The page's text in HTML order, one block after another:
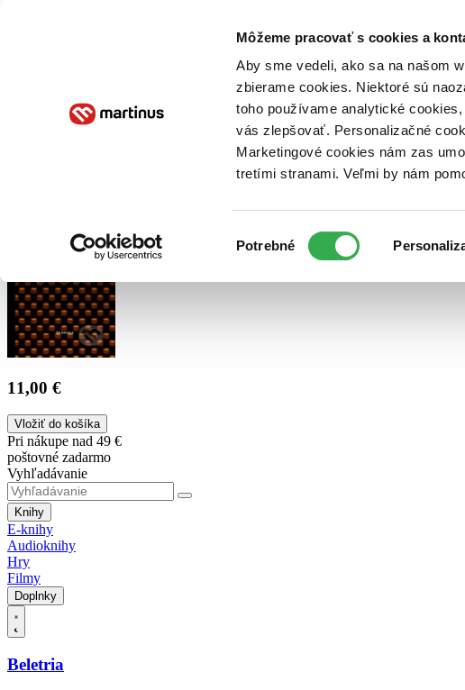
Môžeme pracovať s cookies a
Aby sme vedeli, ako sa na našom
zbierame cookies. Niektoré sú
toho používame analytické
vás zlepšovať. Personalizačné
Marketingové cookies nám zas
tretími stranami. Veľmi by nám
súhlasu
Potrebné
Poukážky Kontakt
11,00 €
Vložiť do košíka
Pri nákupe nad 49 €
poštovné zadarmo
Vyhľadávanie
Knihy
E-knihy
Audioknihy
Hry
Filmy
Doplnky
Beletria